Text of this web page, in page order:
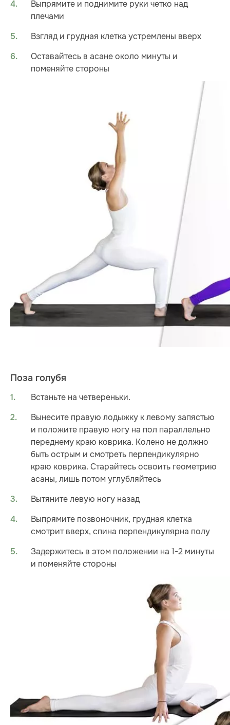
Выпрямите и поднимите руки четко над
плечами
Взгляд и грудная клетка устремлены вверх
Оставайтесь в асане около минуты и
поменяйте стороны
Поза голубя
Встаньте на четвереньки.
Вынесите правую лодыжку к левому запястью
и положите правую ногу на пол параллельно
переднему краю коврика. Колено не должно
быть острым и смотреть перпендикулярно
краю коврика. Старайтесь освоить геометрию
асаны, лишь потом углубляйтесь
Вытяните левую ногу назад
Выпрямите позвоночник, грудная клетка
смотрит вверх, спина перпендикулярна полу
Задержитесь в этом положении на 1-2 минуты
и поменяйте стороны